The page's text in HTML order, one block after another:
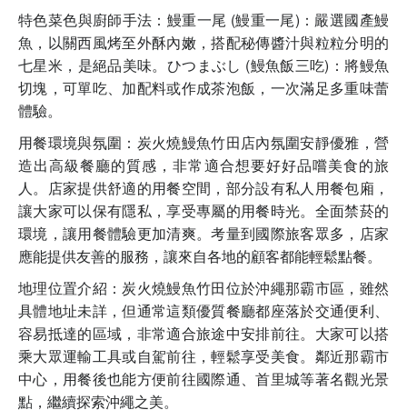
特色菜色與廚師手法：鰻重一尾 (鰻重一尾)：嚴選國產鰻
魚，以關西風烤至外酥內嫩，搭配秘傳醬汁與粒粒分明的
七星米，是絕品美味。ひつまぶし (鰻魚飯三吃)：將鰻魚
切塊，可單吃、加配料或作成茶泡飯，一次滿足多重味蕾
體驗。
用餐環境與氛圍：炭火燒鰻魚竹田店內氛圍安靜優雅，營
造出高級餐廳的質感，非常適合想要好好品嚐美食的旅
人。店家提供舒適的用餐空間，部分設有私人用餐包廂，
讓大家可以保有隱私，享受專屬的用餐時光。全面禁菸的
環境，讓用餐體驗更加清爽。考量到國際旅客眾多，店家
應能提供友善的服務，讓來自各地的顧客都能輕鬆點餐。
地理位置介紹：炭火燒鰻魚竹田位於沖繩那霸市區，雖然
具體地址未詳，但通常這類優質餐廳都座落於交通便利、
容易抵達的區域，非常適合旅途中安排前往。大家可以搭
乘大眾運輸工具或自駕前往，輕鬆享受美食。鄰近那霸市
中心，用餐後也能方便前往國際通、首里城等著名觀光景
點，繼續探索沖繩之美。